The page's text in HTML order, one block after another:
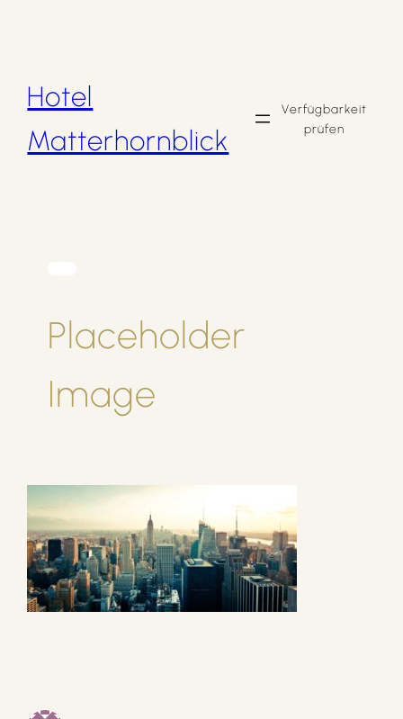
Hotel
Matterhornblick
Verfügbarkeit
prüfen
Placeholder
Image